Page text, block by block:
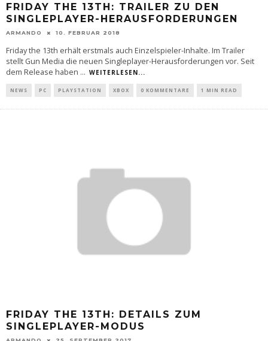
FRIDAY THE 13TH: TRAILER ZU DEN
SINGLEPLAYER-HERAUSFORDERUNGEN
ARMANDO 10. FEBRUAR 2018
Friday the 13th erhält erstmals auch Einzelspieler-Inhalte. Im Trailer
stellt Gun Media die neuen Singleplayer-Herausforderungen vor. Seit
dem Release haben ... WEITERLESEN...
NEWS PC PLAYSTATION XBOX 0 KOMMENTARE 1 MIN READ
FRIDAY THE 13TH: DETAILS ZUM
SINGLEPLAYER-MODUS